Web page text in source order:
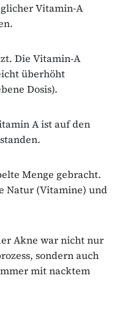
Vitamin-A
Die Vitamin-A
überhöht
Dosis).
A ist auf den
Menge gebracht.
Natur (Vitamine) und
Akne war nicht nur
sondern auch
mit nacktem